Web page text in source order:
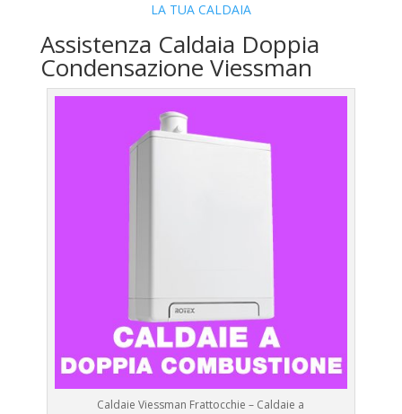
LA TUA CALDAIA
Assistenza Caldaia Doppia
Condensazione Viessman
Caldaie Viessman Frattocchie – Caldaie a